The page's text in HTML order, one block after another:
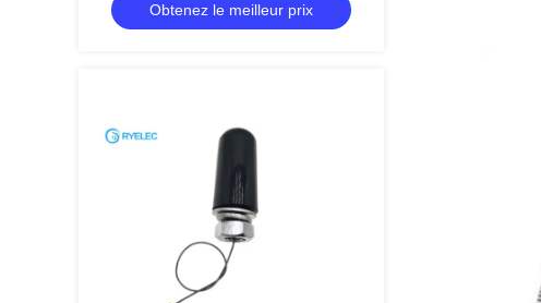
masculin droit de SMA
Obtenez le meilleur prix